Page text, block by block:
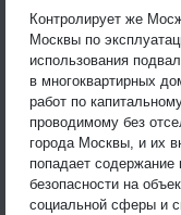
Контролирует же
Москвы по
использования
в многоквартирных
работ по
проводимому без
города Москвы, и их
попадает содержание
безопасности на
социальной сферы и